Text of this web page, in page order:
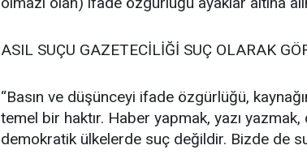
ASIL SUÇU GAZETECİLİĞİ SUÇ OLARAK
“Basın ve düşünceyi ifade özgürlüğü,
temel bir haktır. Haber yapmak, yazı
demokratik ülkelerde suç değildir. Bizde de